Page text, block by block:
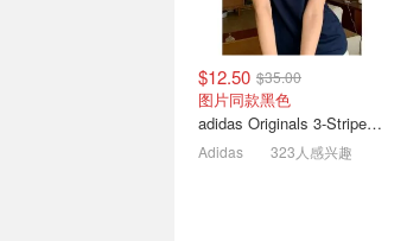
$12.50 $35.00
图片同款黑色
adidas Originals 3-Stripe Cali Ringer 短袖T恤
Adidas 323人感兴趣